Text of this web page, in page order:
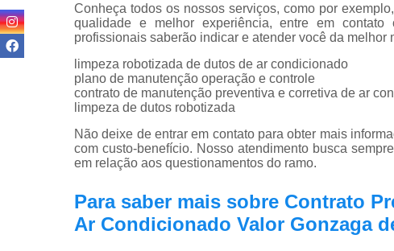
Conheça todos os nossos serviços, como por
qualidade e melhor experiência, entre em
profissionais saberão indicar e atender você da melhor
limpeza robotizada de dutos de ar condicionado
plano de manutenção operação e controle
contrato de manutenção preventiva e corretiva de ar
limpeza de dutos robotizada
Não deixe de entrar em contato para obter mais
com custo-benefício. Nosso atendimento busca
em relação aos questionamentos do ramo.
Para saber mais sobre Contrato
Ar Condicionado Valor Gonzaga